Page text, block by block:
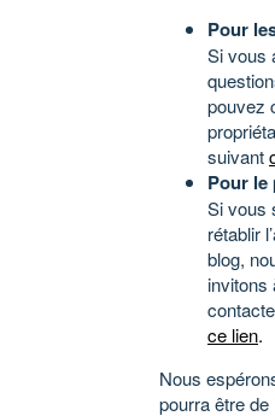
Pour
Si vous
pouvez
suivant
Pour le
Si vous
rétablir
blog,
invitons
ce lien.
Nous
pourra être de